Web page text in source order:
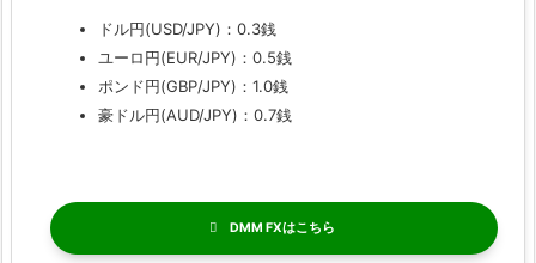
ドル円(USD/JPY)：0.3銭
ユーロ円(EUR/JPY)：0.5銭
ポンド円(GBP/JPY)：1.0銭
豪ドル円(AUD/JPY)：0.7銭
DMM FX